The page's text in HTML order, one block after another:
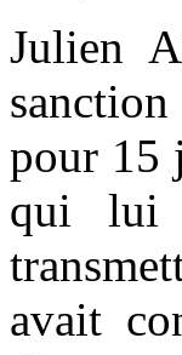
Julien
pour 15
qui lui
avait